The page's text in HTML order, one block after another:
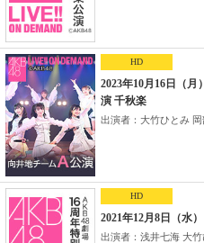
HD
2023年10月16日（
演 千秋楽
出演者：大竹ひとみ 岡
HD
2021年12月8日（水
出演者：浅井七海 大竹